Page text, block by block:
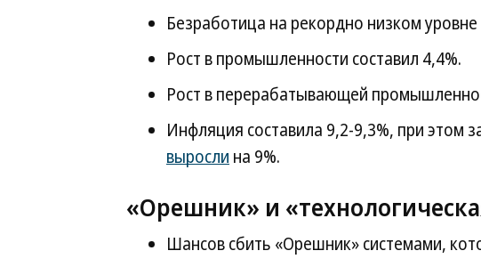
Безработица на рекордно низком уровне
Рост в промышленности составил 4,4%.
Рост в перерабатывающей
Инфляция составила 9,2-9,3%, при этом
выросли на 9%.
«Орешник» и
Шансов сбить «Орешник» системами,